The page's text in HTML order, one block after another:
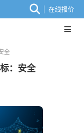
在线报价
全
：安全